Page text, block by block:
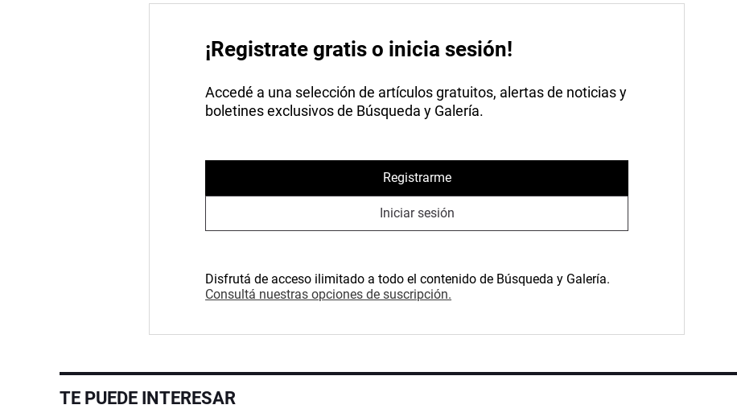
¡Registrate gratis o inicia sesión!
Accedé a una selección de artículos gratuitos, alertas de noticias y
boletines exclusivos de Búsqueda y Galería.
Registrarme
Iniciar sesión
Disfrutá de acceso ilimitado a todo el contenido de Búsqueda y Galería.
Consultá nuestras opciones de suscripción.
TE PUEDE INTERESAR